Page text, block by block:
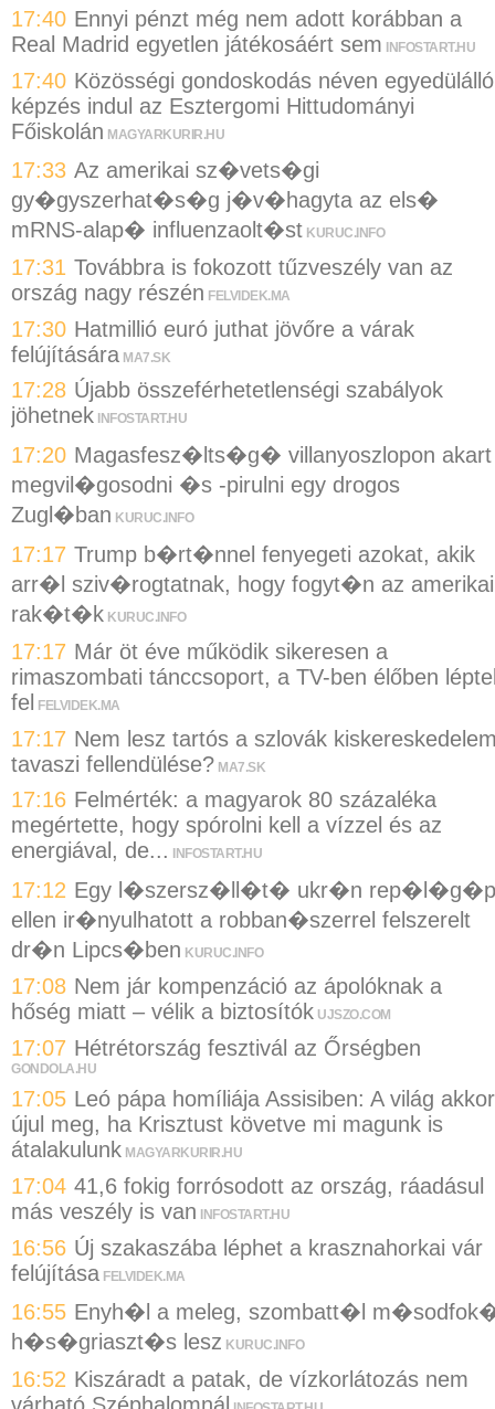
17:40 Ennyi pénzt még nem adott korábban a
Real Madrid egyetlen játékosáért sem
INFOSTART.HU
17:40 Közösségi gondoskodás néven egyedülálló
képzés indul az Esztergomi Hittudományi
Főiskolán MAGYARKURIR.HU
17:33 Az amerikai sz�vets�gi
gy�gyszerhat�s�g j�v�hagyta az els�
mRNS-alap� influenzaolt�st KURUC.INFO
17:31 Továbbra is fokozott tűzveszély van az
ország nagy részén FELVIDEK.MA
17:30 Hatmillió euró juthat jövőre a várak
felújítására MA7.SK
17:28 Újabb összeférhetetlenségi szabályok
jöhetnek INFOSTART.HU
17:20 Magasfesz�lts�g� villanyoszlopon akart
megvil�gosodni �s -pirulni egy drogos
Zugl�ban KURUC.INFO
17:17 Trump b�rt�nnel fenyegeti azokat, akik
arr�l sziv�rogtatnak, hogy fogyt�n az amerikai
rak�t�k KURUC.INFO
17:17 Már öt éve működik sikeresen a
rimaszombati tánccsoport, a TV-ben élőben
fel
FELVIDEK.MA
17:17 Nem lesz tartós a szlovák
tavaszi fellendülése? MA7.SK
17:16 Felmérték: a magyarok 80 százaléka
megértette, hogy spórolni kell a vízzel és az
energiával, de...
INFOSTART.HU
17:12 Egy l�szersz�ll�t� ukr�n rep�l�g�p
ellen ir�nyulhatott a robban�szerrel felszerelt
dr�n Lipcs�ben KURUC.INFO
17:08 Nem jár kompenzáció az ápolóknak a
hőség miatt – vélik a biztosítók UJSZO.COM
17:07 Hétrétország fesztivál az Őrségben
GONDOLA.HU
17:05 Leó pápa homíliája Assisiben: A világ akkor
újul meg, ha Krisztust követve mi magunk is
átalakulunk MAGYARKURIR.HU
17:04 41,6 fokig forrósodott az ország, ráadásul
más veszély is van
INFOSTART.HU
16:56 Új szakaszába léphet a krasznahorkai vár
felújítása FELVIDEK.MA
16:55 Enyh�l a meleg, szombatt�l
h�s�griaszt�s lesz KURUC.INFO
16:52 Kiszáradt a patak, de vízkorlátozás nem